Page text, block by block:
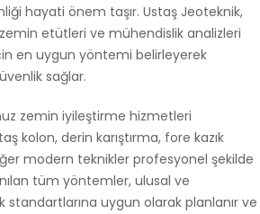
hayati önem taşır. Ustaş Jeoteknik,
etütleri ve mühendislik analizleri
en uygun yöntemi belirleyerek
sağlar.
zemin iyileştirme hizmetleri
kolon, derin karıştırma, fore kazık
modern teknikler profesyonel şekilde
tüm yöntemler, ulusal ve
standartlarına uygun olarak planlanır ve